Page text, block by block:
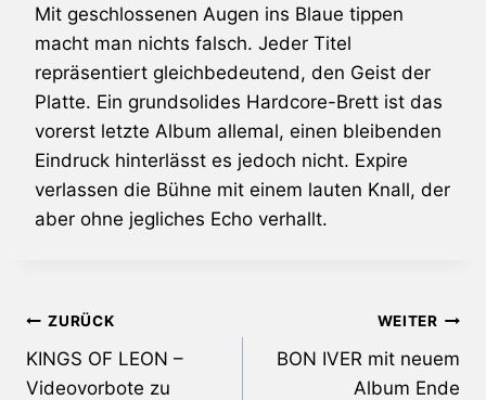
Mit geschlossenen Augen ins Blaue tippen
macht man nichts falsch. Jeder Titel
repräsentiert gleichbedeutend, den Geist der
Platte. Ein grundsolides Hardcore-Brett ist das
vorerst letzte Album allemal, einen bleibenden
Eindruck hinterlässt es jedoch nicht. Expire
verlassen die Bühne mit einem lauten Knall, der
aber ohne jegliches Echo verhallt.
Beitragsnavigation
ZURÜCK
KINGS OF LEON –
Videovorbote zu
WEITER
BON IVER mit neuem
Album Ende